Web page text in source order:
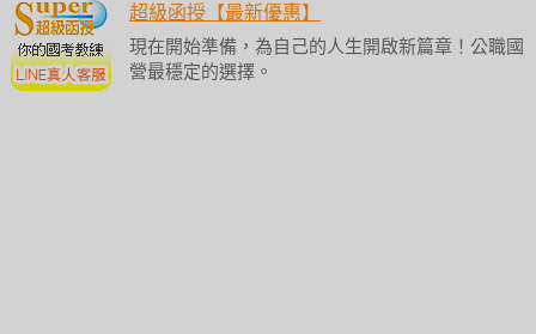
超級函授【最新優惠】
現在開始準備，為自己的人生開啟新篇章！公職國
營最穩定的選擇。